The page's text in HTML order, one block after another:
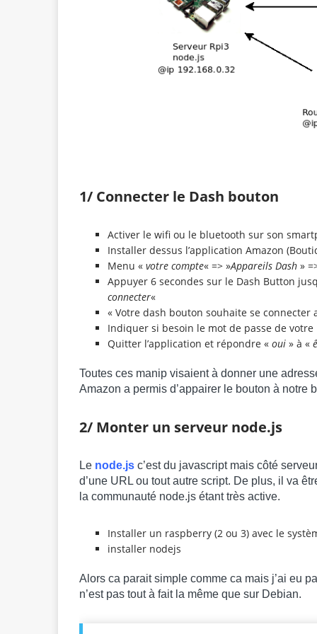
1/ Connecter le Dash bouton
Activer le wifi ou le bluetooth sur son
Installer dessus l’application Amazon
Menu « votre compte« => »Appareils Dash »
Appuyer 6 secondes sur le Dash Button
connecter«
« Votre dash bouton souhaite se connecter
Indiquer si besoin le mot de passe de votre
Quitter l’application et répondre « oui » à «
Toutes ces manip visaient à donner une
Amazon a permis d’appairer le bouton à notre
2/ Monter un serveur node.js
Le node.js c’est du javascript mais côté
d’une URL ou tout autre script. De plus, il va
la communauté node.js étant très active.
Installer un raspberry (2 ou 3) avec le
installer nodejs
Alors ca parait simple comme ca mais j’ai eu
n’est pas tout à fait la même que sur Debian.